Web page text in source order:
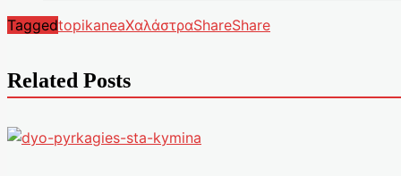
TaggedtopikaneaΧαλάστραShareShare
Related Posts